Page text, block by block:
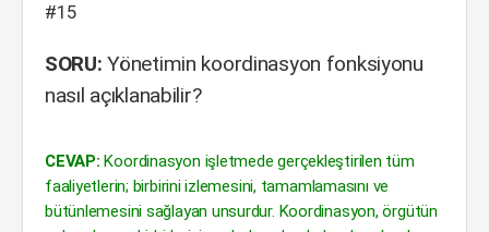
#15
SORU: Yönetimin koordinasyon fonksiyonu
nasıl açıklanabilir?
CEVAP: Koordinasyon işletmede gerçekleştirilen tüm
faaliyetlerin; birbirini izlemesini, tamamlamasını ve
bütünlemesini sağlayan unsurdur. Koordinasyon, örgütün